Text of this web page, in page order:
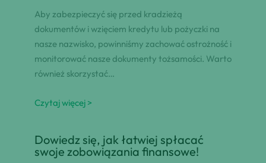
Aby zabezpieczyć się przed kradzieżą
dokumentów i wzięciem kredytu lub pożyczki na
nasze nazwisko, powinniśmy zachować ostrożność i
monitorować nasze dokumenty tożsamości. Warto
również skorzystać…
Czytaj więcej >
Dowiedz się, jak łatwiej spłacać
swoje zobowiązania finansowe!